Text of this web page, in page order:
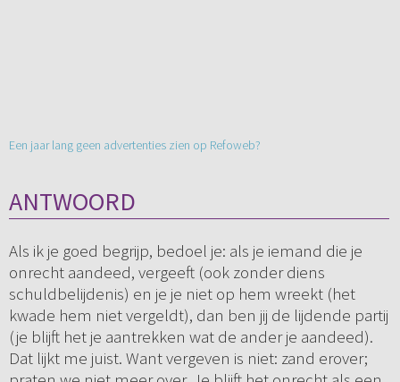
Een jaar lang geen advertenties zien op Refoweb?
ANTWOORD
Als ik je goed begrijp, bedoel je: als je iemand die je
onrecht aandeed, vergeeft (ook zonder diens
schuldbelijdenis) en je je niet op hem wreekt (het
kwade hem niet vergeldt), dan ben jij de lijdende partij
(je blijft het je aantrekken wat de ander je aandeed).
Dat lijkt me juist. Want vergeven is niet: zand erover;